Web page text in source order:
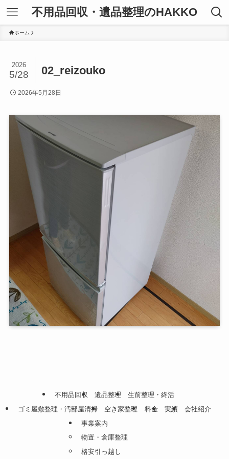
不用品回収・遺品整理のHAKKO
ホーム
02_reizouko
2026
5/28
2026年5月28日
不用品回収 遺品整理
生前整理・終活
ゴミ屋敷整理・汚部屋清掃
空き家整理 料金 実績
会社紹介
事業案内
物置・倉庫整理
格安引っ越し